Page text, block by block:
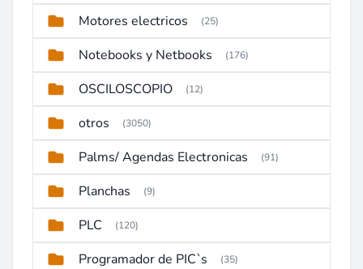
Motores electricos (25)
Notebooks y Netbooks (176)
OSCILOSCOPIO (12)
otros (3050)
Palms/ Agendas Electronicas (91)
Planchas (9)
PLC (120)
Programador de PIC`s (35)